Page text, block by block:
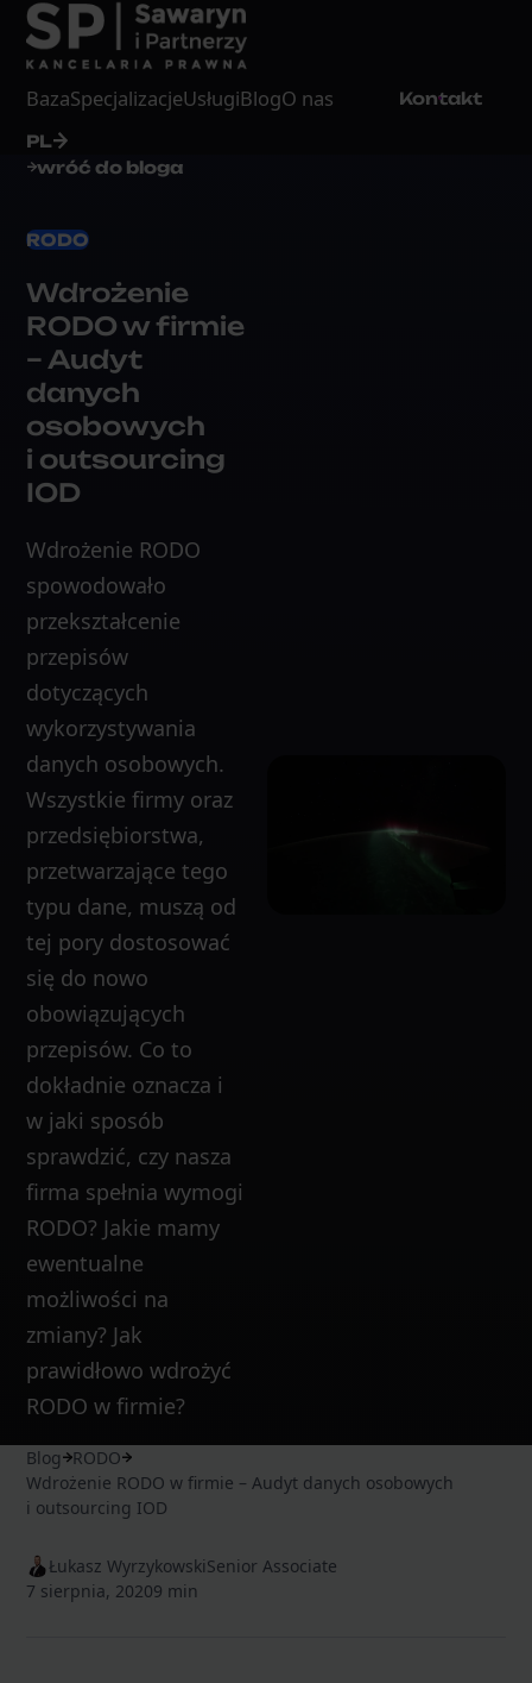
BazaSpecjalizacjeUsługiBlogO nas Kontakt
PL
wróć do bloga
RODO
Wdrożenie
RODO w firmie
– Audyt
danych
osobowych
i outsourcing
IOD
Wdrożenie RODO
spowodowało
przekształcenie
przepisów
dotyczących
wykorzystywania
danych osobowych.
Wszystkie firmy oraz
przedsiębiorstwa,
przetwarzające tego
typu dane, muszą od
tej pory dostosować
się do nowo
obowiązujących
przepisów. Co to
dokładnie oznacza i
w jaki sposób
sprawdzić, czy nasza
firma spełnia wymogi
RODO? Jakie mamy
ewentualne
możliwości na
zmiany? Jak
prawidłowo wdrożyć
RODO w firmie?
Blog
RODO
Wdrożenie RODO w firmie – Audyt danych osobowych
i outsourcing IOD
Łukasz WyrzykowskiSenior Associate
7 sierpnia, 20209 min